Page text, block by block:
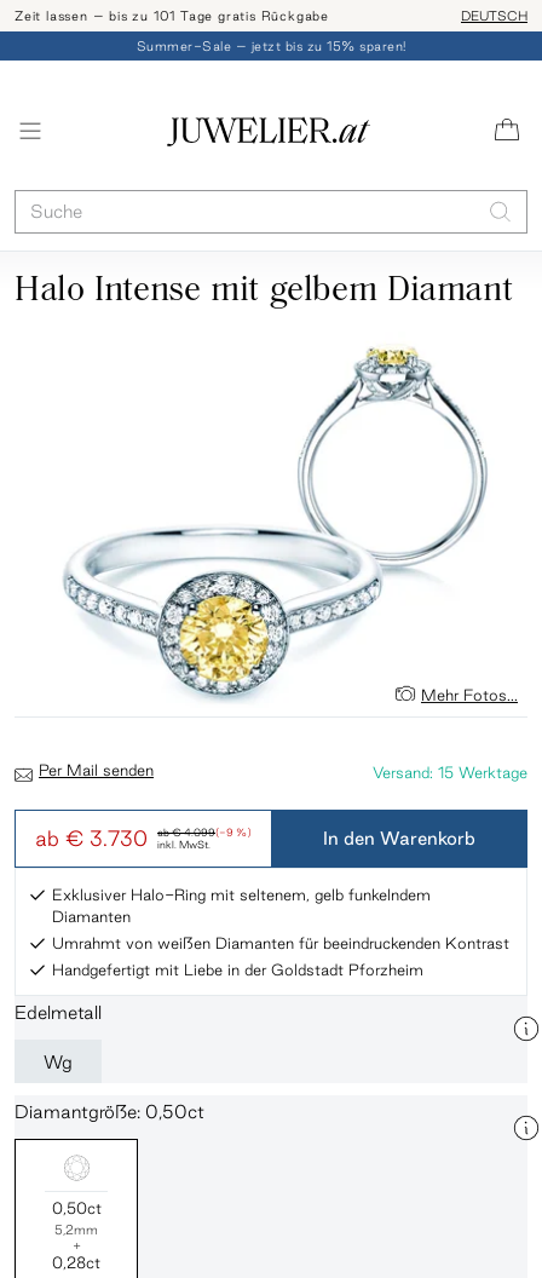
Zeit lassen – bis zu 101 Tage gratis Rückgabe Ringgröße
DEUTSCH
Summer-Sale – jetzt bis zu 15% sparen!
Halo Intense mit gelbem Diamant
Mehr Fotos...
ab€ 4.099(-9 %)
ab € 3.730 inkl. MwSt.
Versand: 15 Werktage
Per Mail senden
In den Warenkorb
Exklusiver Halo-Ring mit seltenem, gelb funkelndem
Diamanten
Umrahmt von weißen Diamanten für beeindruckenden Kontrast
Handgefertigt mit Liebe in der Goldstadt Pforzheim
Edelmetall
Wg
Diamantgröße: 0,50ct
0,50ct
5,2mm
+
0,28ct